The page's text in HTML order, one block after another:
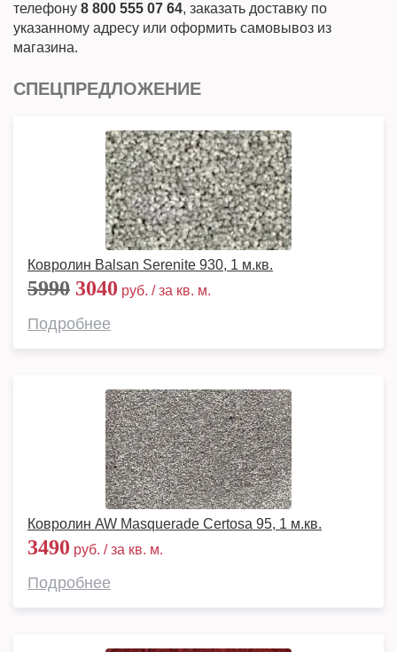
телефону 8 800 555 07 64, заказать доставку по
указанному адресу или оформить самовывоз из
магазина.
СПЕЦПРЕДЛОЖЕНИЕ
Ковролин Balsan Serenite 930, 1 м.кв.
5990 3040 руб. / за кв. м.
Подробнее
Ковролин AW Masquerade Certosa 95, 1 м.кв.
3490 руб. / за кв. м.
Подробнее